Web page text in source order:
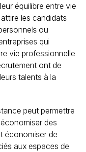
équilibre entre vie
les candidats
ou
qui
vie professionnelle
ont de
talents à la
peut permettre
des
économiser de
aux espaces de